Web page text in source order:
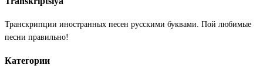
Транскрипции иностранных песен русскими буквами. Пой любимые
песни правильно!
Категории